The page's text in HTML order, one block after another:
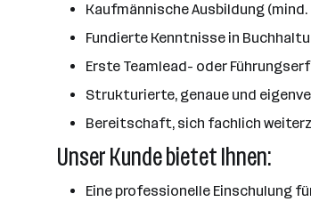
Kaufmännische Ausbildung
Fundierte Kenntnisse in
Erste Teamlead- oder
Strukturierte, genaue und
Bereitschaft, sich fachlich
Unser Kunde bietet Ihnen:
Eine professionelle Einschulung